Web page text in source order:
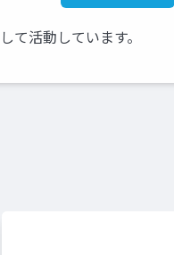
活動しています。